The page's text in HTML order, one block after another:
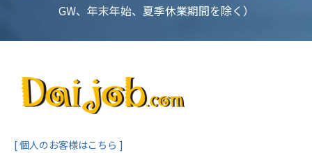
GW、年末年始、夏季休業期間を除く）
[ 個人のお客様はこちら ]